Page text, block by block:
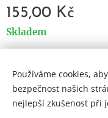
155,00 Kč
Skladem
Používáme cookies,
bezpečnost našich
nejlepší zkušenost při